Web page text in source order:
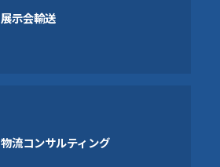
展示会輸送
物流コンサルティング